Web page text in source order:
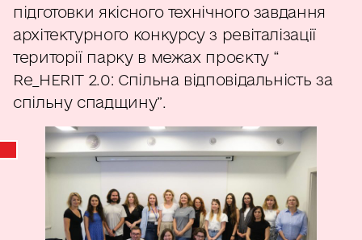
підготовки якісного технічного завдання
архітектурного конкурсу з ревіталізації
території парку в межах проєкту “
Re_HERIT 2.0: Спільна відповідальність за
спільну спадщину”.